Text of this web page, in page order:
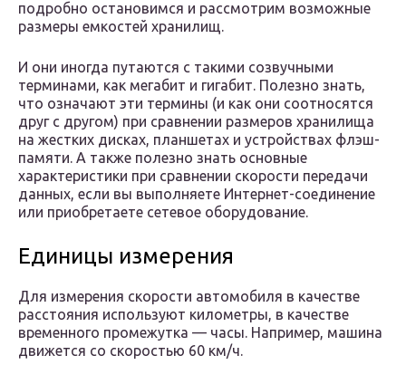
подробно остановимся и рассмотрим возможные
размеры емкостей хранилищ.
И они иногда путаются с такими созвучными
терминами, как мегабит и гигабит. Полезно знать,
что означают эти термины (и как они соотносятся
друг с другом) при сравнении размеров хранилища
на жестких дисках, планшетах и устройствах флэш-
памяти. А также полезно знать основные
характеристики при сравнении скорости передачи
данных, если вы выполняете Интернет-соединение
или приобретаете сетевое оборудование.
Единицы измерения
Для измерения скорости автомобиля в качестве
расстояния используют километры, в качестве
временного промежутка — часы. Например, машина
движется со скоростью 60 км/ч.